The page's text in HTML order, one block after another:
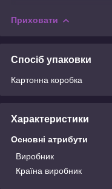
Приховати
Спосіб упаковки
Картонна коробка
Характеристики
Основні атрибути
Виробник
Країна виробник